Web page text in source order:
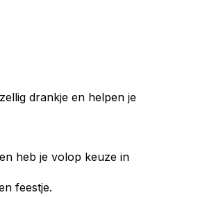
drankje en helpen je
heb je volop keuze in
feestje.